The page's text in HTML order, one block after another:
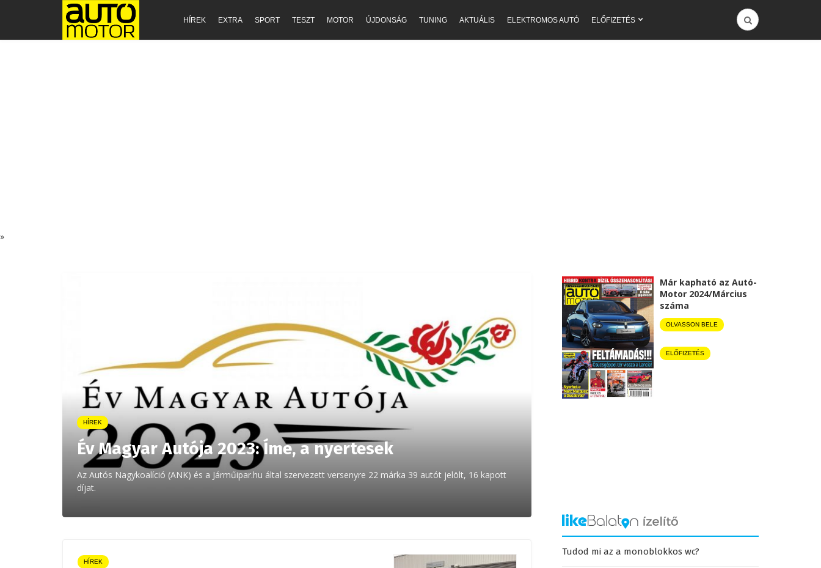
HÍREK EXTRA SPORT TESZT MOTOR ÚJDONSÁG TUNING AKTUÁLIS ELEKTROMOS AUTÓ ELŐFIZETÉS
»
HÍREK
Év Magyar Autója 2023: Íme, a nyertesek
Az Autós Nagykoalíció (ANK) és a Járműipar.hu által szervezett versenyre 22 márka 39 autót jelölt, 16 kapott
díjat.
HÍREK
Már kapható az Autó-
Motor 2024/Március
száma
OLVASSON BELE
ELŐFIZETÉS
Tudod mi az a monoblokkos wc?